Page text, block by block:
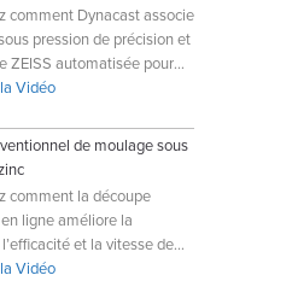
comment Dynacast associe
pression de précision et
ZEISS automatisée pour
inspections fiables et
Vidéo
de moulage sous
comment la découpe
ligne améliore la
et la vitesse de
du moulage sous pression
Vidéo